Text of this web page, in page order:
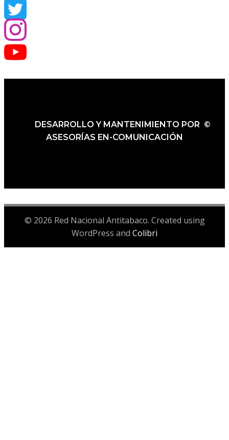
DESARROLLO Y MANTENIMIENTO POR ©
ASESORÍAS EN-COMUNICACIÓN
© 2026 Red Nacional Antitabaco. Created using
WordPress and Colibri